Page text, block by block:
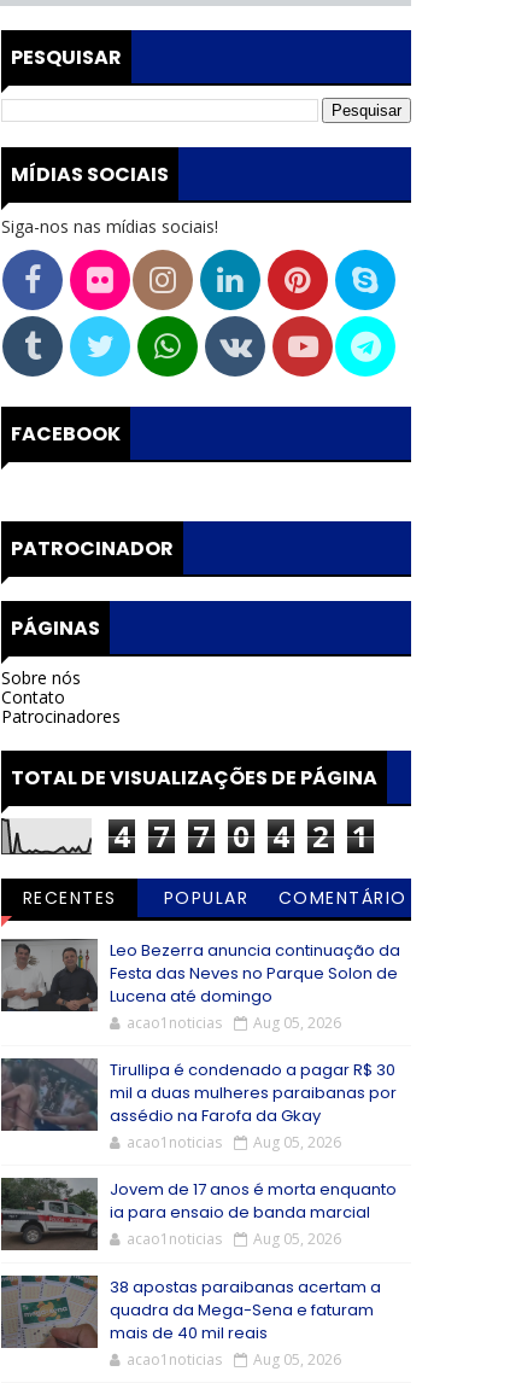
PESQUISAR
MÍDIAS SOCIAIS
Siga-nos nas mídias sociais!
FACEBOOK
PATROCINADOR
PÁGINAS
Sobre nós
Contato
Patrocinadores
TOTAL DE VISUALIZAÇÕES DE PÁGINA
4 7 7 0 4 2 1
RECENTES POPULAR
COMENTÁRIO
Leo Bezerra anuncia continuação da
Festa das Neves no Parque Solon de
Lucena até domingo
acao1noticias Aug 05, 2026
Tirullipa é condenado a pagar R$ 30
mil a duas mulheres paraibanas por
assédio na Farofa da Gkay
acao1noticias Aug 05, 2026
Jovem de 17 anos é morta enquanto
ia para ensaio de banda marcial
acao1noticias Aug 05, 2026
38 apostas paraibanas acertam a
quadra da Mega-Sena e faturam
mais de 40 mil reais
acao1noticias Aug 05, 2026